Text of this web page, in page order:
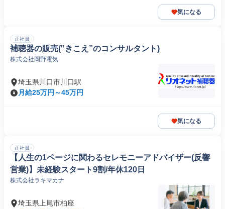
気になる
正社員
補聴器の販売(‟きこえ”のコンサルタント)
株式会社岡野電気
埼玉県川口市川口駅
月給25万円～45万円
気になる
正社員
【⼈⽣の1ページに関わるセレモニーアドバイザー(反響
営業)】未経験スタート9割/年休120日
株式会社ラキマカナ
埼玉県上尾市柏座